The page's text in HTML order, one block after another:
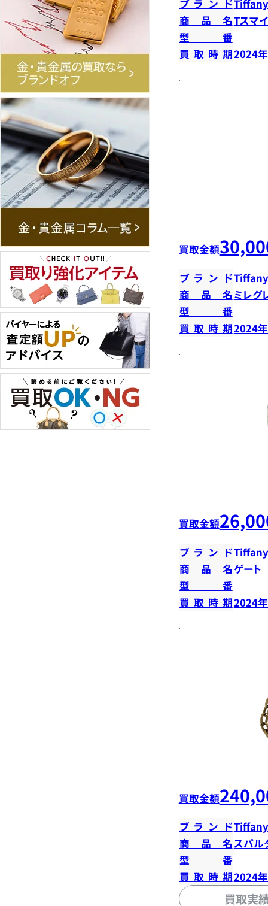
ブランド
商品名Tスマ
型番
買取時期2024
買取金額
ブランド
商品名 ミレグ
型番
買取時期2024
買取金額
ブランド
商品名ゲー
型番
買取時期2024
買取金額
ブランド
商品名スパル
型番
買取時期2024
買取実